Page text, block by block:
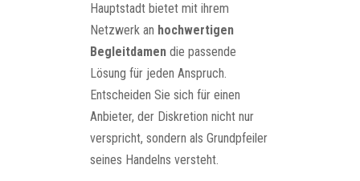
Hauptstadt bietet mit ihrem
Netzwerk an hochwertigen
Begleitdamen die passende
Lösung für jeden Anspruch.
Entscheiden Sie sich für einen
Anbieter, der Diskretion nicht nur
verspricht, sondern als Grundpfeiler
seines Handelns versteht.